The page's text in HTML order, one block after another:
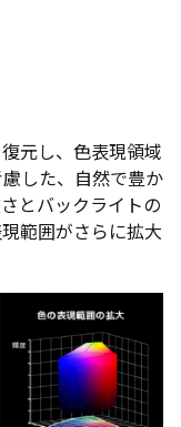
元し、色表現領域
した、自然で豊か
とバックライトの
範囲がさらに拡大